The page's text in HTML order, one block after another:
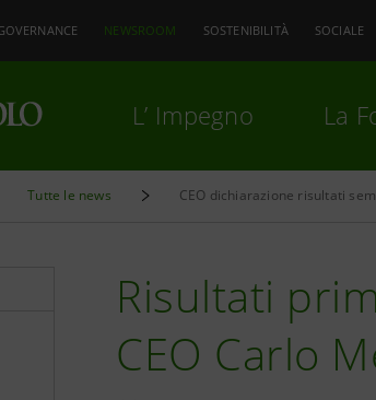
NEWSROOM SOSTENIBILITÀ SOCIALE
L’ Impegno La
Tutte le news CEO dichiarazione risultati
Risultati
CEO Carlo